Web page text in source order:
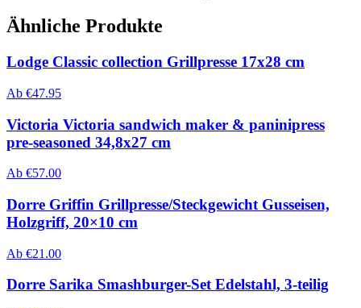
Ähnliche Produkte
Lodge Classic collection Grillpresse 17x28 cm
Ab €47.95
Victoria Victoria sandwich maker & paninipress
pre-seasoned 34,8x27 cm
Ab €57.00
Dorre Griffin Grillpresse/Steckgewicht Gusseisen,
Holzgriff, 20×10 cm
Ab €21.00
Dorre Sarika Smashburger-Set Edelstahl, 3-teilig